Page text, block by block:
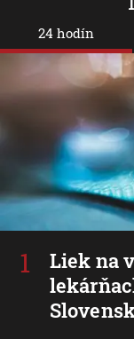
24 hodín
Liek na